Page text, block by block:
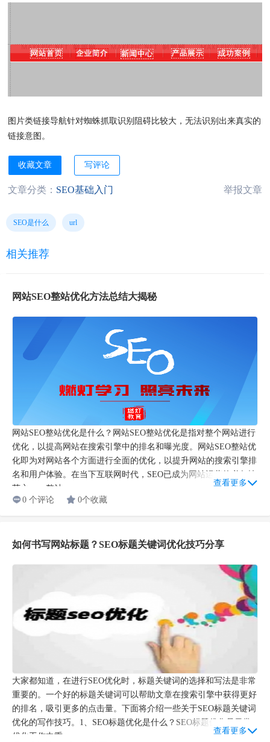
图片类链接导航针对蜘蛛抓取识别阻碍比较大，无法识别出来真实的
链接意图。
收藏文章 写评论
文章分类： SEO基础入门 举报文章
SEO是什么 url
相关推荐
网站SEO整站优化方法总结大揭秘
网站SEO整站优化是什么？网站SEO整站优化是指对整个网站进行
优化，以提高网站在搜索引擎中的排名和曝光度。网站SEO整站优
化即为对网站各个方面进行全面的优化，以提升网站的搜索引擎排
名和用户体验。在当下互联网时代，SEO已成为网站运营的必备技
艺之一。整站...
查看更多
0 个评论
0个收藏
如何书写网站标题？SEO标题关键词优化技巧分享
大家都知道，在进行SEO优化时，标题关键词的选择和写法是非常
重要的。一个好的标题关键词可以帮助文章在搜索引擎中获得更好
的排名，吸引更多的点击量。下面将介绍一些关于SEO标题关键词
优化的写作技巧。1、SEO标题优化是什么？SEO标题优化是日常
优化工作中重...
查看更多